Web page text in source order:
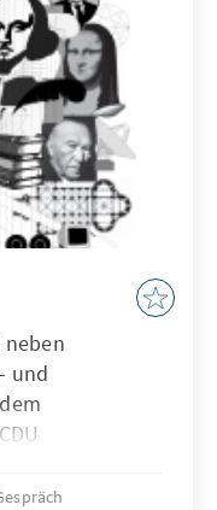
aktuelle
und
für